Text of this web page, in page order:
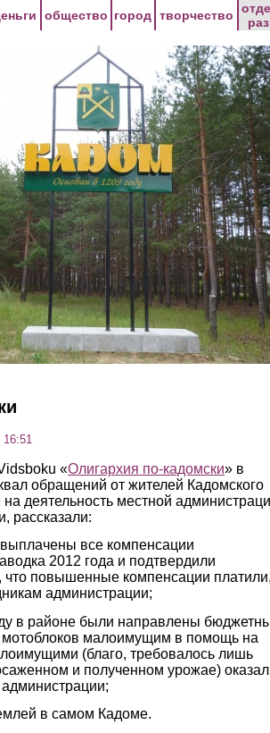
общество город творчество
16:51
«Олигархия по-кадомски» в
обращений от жителей Кадомского
деятельность местной
рассказали:
все компенсации
2012 года и подтвердили
повышенные компенсации
администрации;
в районе были направлены
мотоблоков малоимущим в помощь на
(благо, требовалось лишь
и полученном урожае)
в самом Кадоме.